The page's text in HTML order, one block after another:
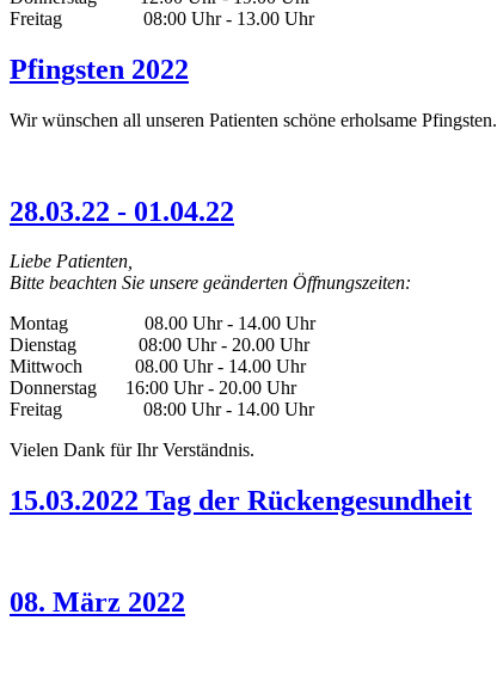
Freitag 08:00 Uhr - 13.00 Uhr
Pfingsten 2022
Wir wünschen all unseren Patienten schöne erholsame Pfingsten.
28.03.22 - 01.04.22
Liebe Patienten,
Bitte beachten Sie unsere geänderten Öffnungszeiten:
Montag 08.00 Uhr - 14.00 Uhr
Dienstag 08:00 Uhr - 20.00 Uhr
Mittwoch 08.00 Uhr - 14.00 Uhr
Donnerstag 16:00 Uhr - 20.00 Uhr
Freitag 08:00 Uhr - 14.00 Uhr
Vielen Dank für Ihr Verständnis.
15.03.2022 Tag der Rückengesundheit
08. März 2022